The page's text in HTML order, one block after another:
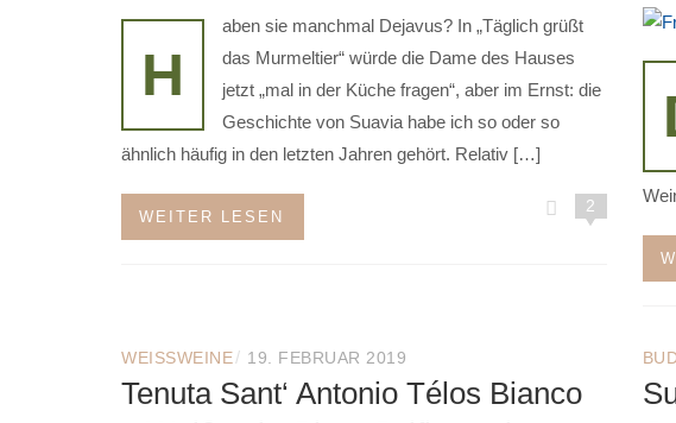
H
aben sie manchmal Dejavus? In „Täglich grüßt
das Murmeltier“ würde die Dame des Hauses
jetzt „mal in der Küche fragen“, aber im Ernst: die
Geschichte von Suavia habe ich so oder so
ähnlich häufig in den letzten Jahren gehört. Relativ […]
WEITER LESEN
2
WEISSWEINE / 19. FEBRUAR 2019
Tenuta Sant‘ Antonio Télos Bianco